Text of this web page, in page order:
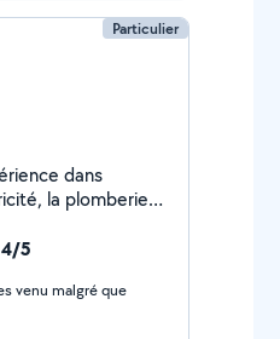
Particulier
dans
la plomberie
5
venu malgré que